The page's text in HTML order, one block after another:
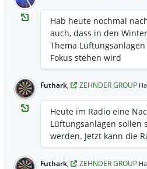
Hab heute nochmal
auch, dass in den
Thema
Fokus stehen wird
Futhark, ZEHNDER GROUP
Heute im Radio eine
Lüftungsanlagen sollen
werden. Jetzt kann die
Futhark, ZEHNDER GROUP